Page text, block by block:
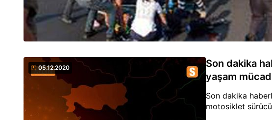
05.12.2020
Son dakika
yaşam
Son dakika
motosiklet